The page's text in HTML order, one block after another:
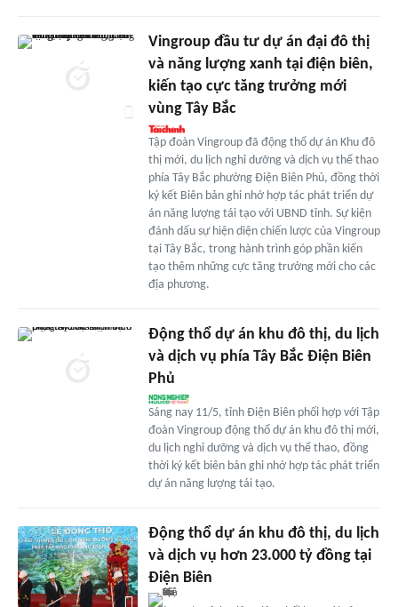
Vingroup đầu tư dự án đại đô thị
và năng lượng xanh tại điện biên,
kiến tạo cực tăng trưởng mới
vùng Tây Bắc
Tập đoàn Vingroup đã động thổ dự án Khu đô
thị mới, du lịch nghỉ dưỡng và dịch vụ thể thao
phía Tây Bắc phường Điện Biên Phủ, đồng thời
ký kết Biên bản ghi nhớ hợp tác phát triển dự
án năng lượng tái tạo với UBND tỉnh. Sự kiện
đánh dấu sự hiện diện chiến lược của Vingroup
tại Tây Bắc, trong hành trình góp phần kiến
tạo thêm những cực tăng trưởng mới cho các
địa phương.
Động thổ dự án khu đô thị, du lịch
và dịch vụ phía Tây Bắc Điện Biên
Phủ
Sáng nay 11/5, tỉnh Điện Biên phối hợp với Tập
đoàn Vingroup động thổ dự án khu đô thị mới,
du lịch nghỉ dưỡng và dịch vụ thể thao, đồng
thời ký kết biên bản ghi nhớ hợp tác phát triển
dự án năng lượng tái tạo.
Động thổ dự án khu đô thị, du lịch
và dịch vụ hơn 23.000 tỷ đồng tại
Điện Biên